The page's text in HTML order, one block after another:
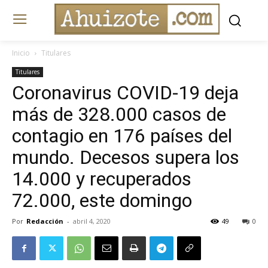
Inicio Titulares
Titulares
Coronavirus COVID-19 deja
más de 328.000 casos de
contagio en 176 países del
mundo. Decesos supera los
14.000 y recuperados
72.000, este domingo
Por Redacción - abril 4, 2020 0
49